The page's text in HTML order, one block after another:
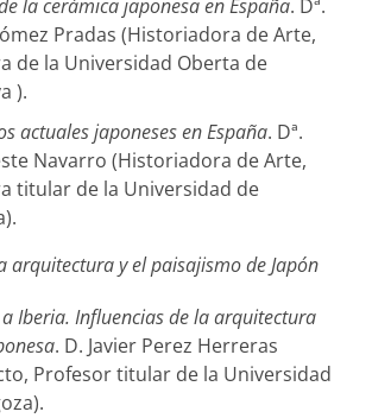
la cerámica japonesa en España. Dª.
Pradas (Historiadora de Arte,
de la Universidad Oberta de
).
actuales japoneses en España. Dª.
Navarro (Historiadora de Arte,
titular de la Universidad de
arquitectura y el paisajismo de Japón
a Iberia. Influencias de la arquitectura
. D. Javier Perez Herreras
Profesor titular de la Universidad